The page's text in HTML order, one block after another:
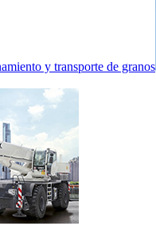
y transporte de granos